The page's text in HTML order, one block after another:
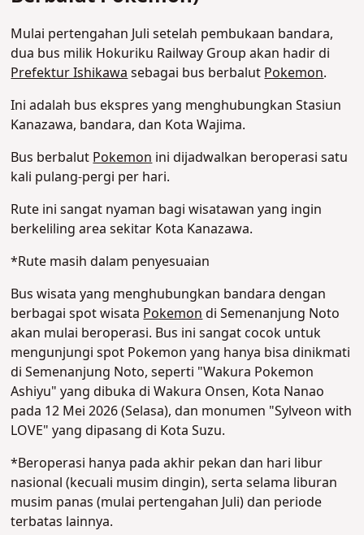
Mulai pertengahan Juli setelah pembukaan bandara,
dua bus milik Hokuriku Railway Group akan hadir di
Prefektur Ishikawa sebagai bus berbalut Pokemon.
Ini adalah bus ekspres yang menghubungkan Stasiun
Kanazawa, bandara, dan Kota Wajima.
Bus berbalut Pokemon ini dijadwalkan beroperasi satu
kali pulang-pergi per hari.
Rute ini sangat nyaman bagi wisatawan yang ingin
berkeliling area sekitar Kota Kanazawa.
*Rute masih dalam penyesuaian
Bus wisata yang menghubungkan bandara dengan
berbagai spot wisata Pokemon di Semenanjung Noto
akan mulai beroperasi. Bus ini sangat cocok untuk
mengunjungi spot Pokemon yang hanya bisa dinikmati
di Semenanjung Noto, seperti "Wakura Pokemon
Ashiyu" yang dibuka di Wakura Onsen, Kota Nanao
pada 12 Mei 2026 (Selasa), dan monumen "Sylveon with
LOVE" yang dipasang di Kota Suzu.
*Beroperasi hanya pada akhir pekan dan hari libur
nasional (kecuali musim dingin), serta selama liburan
musim panas (mulai pertengahan Juli) dan periode
terbatas lainnya.